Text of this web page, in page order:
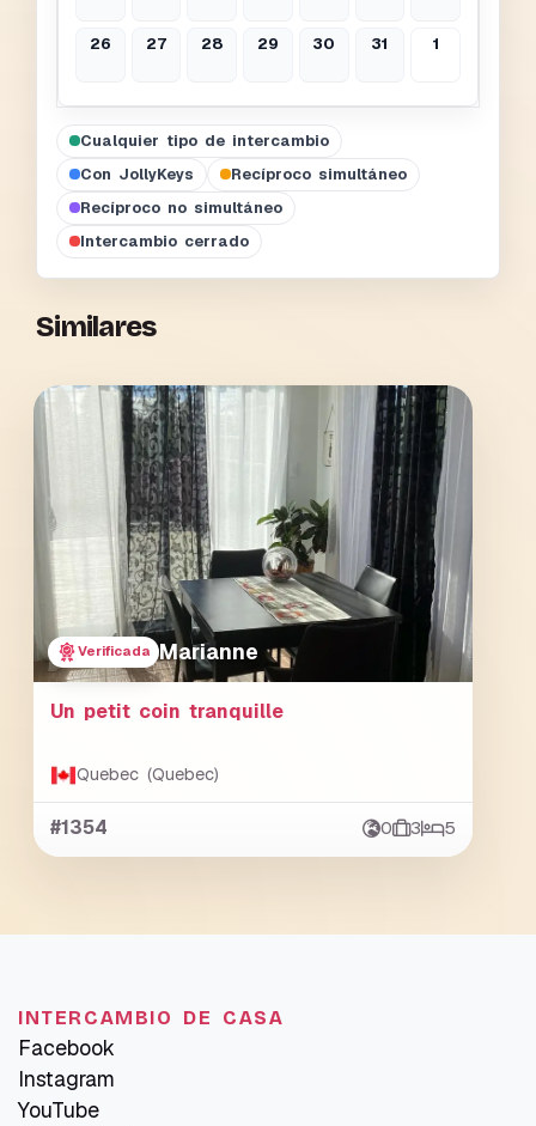
26 27 28 29 30 31 1
Cualquier tipo de intercambio
Con JollyKeys
Recíproco simultáneo
Recíproco no simultáneo
Intercambio cerrado
Similares
Verificada Marianne
Un petit coin tranquille
Quebec (Quebec)
#1354 0 3 5
INTERCAMBIO DE CASA
Facebook
Instagram
YouTube